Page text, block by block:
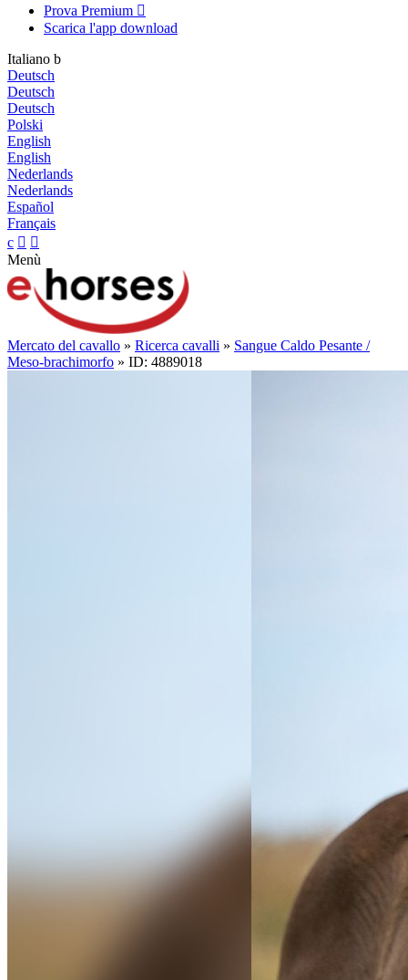
Prova Premium 
Scarica l'app download
Italiano b
Deutsch
Deutsch
Deutsch
Polski
English
English
Nederlands
Nederlands
Español
Français
c  
Menù
Mercato del cavallo » Ricerca cavalli » Sangue Caldo Pesante /
Meso-brachimorfo » ID: 4889018